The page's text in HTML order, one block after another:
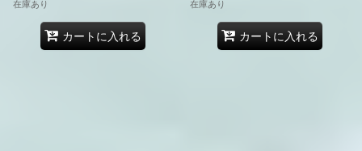
在庫あり
カートに入れる
在庫あり
カートに入れる